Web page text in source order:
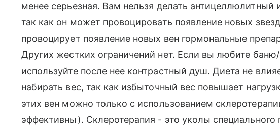
менее серьезная. Вам нельзя делать
так как он может провоцировать появление новых
провоцирует появление новых вен гормональные
Других жестких ограничений нет. Если вы любите баню/
используйте после нее контрастный душ. Диета не
набирать вес, так как избыточный вес повышает
этих вен можно только с использованием
эффективны). Склеротерапия - это уколы специального